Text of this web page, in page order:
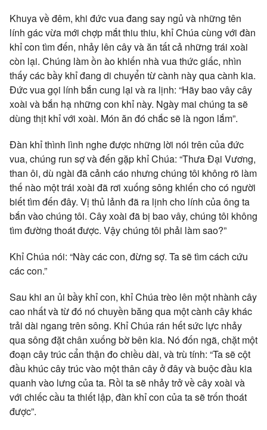
Khuya về đêm, khi đức vua đang say ngủ và những tên
lính gác vừa mới chợp mắt thiu thiu, khỉ Chúa cùng với đàn
khỉ con tìm đến, nhảy lên cây và ăn tất cả những trái xoài
còn lại. Chúng làm ồn ào khiến nhà vua thức giấc, nhìn
thấy các bầy khỉ đang di chuyển từ cành này qua cành kia.
Ðức vua gọi lính bắn cung lại và ra lịnh: “Hãy bao vây cây
xoài và bắn hạ những con khỉ này. Ngày mai chúng ta sẽ
dùng thịt khỉ với xoài. Món ăn đó chắc sẽ là ngon lắm”.
Ðàn khỉ thình lình nghe được những lời nói trên của đức
vua, chúng run sợ và đến gặp khỉ Chúa: “Thưa Ðại Vương,
than ôi, dù ngài đã cảnh cáo nhưng chúng tôi không rõ làm
thế nào một trái xoài đã rơi xuống sông khiến cho có người
biết tìm đến đây. Vị thủ lảnh đã ra lịnh cho lính của ông ta
bắn vào chúng tôi. Cây xoài đã bị bao vây, chúng tôi không
tìm đường thoát được. Vậy chúng tôi phải làm sao?”
Khỉ Chúa nói: “Này các con, đừng sợ. Ta sẽ tìm cách cứu
các con.”
Sau khi an ủi bầy khỉ con, khỉ Chúa trèo lên một nhành cây
cao nhất và từ đó nó chuyền băng qua một cành cây khác
trải dài ngang trên sông. Khỉ Chúa rán hết sức lực nhảy
qua sông đặt chân xuống bờ bên kia. Nó đốn ngã, chặt một
đoạn cây trúc cẩn thận đo chiều dài, và trù tính: “Ta sẽ cột
đầu khúc cây trúc vào một thân cây ở đây và buộc đầu kia
quanh vào lưng của ta. Rồi ta sẽ nhảy trở về cây xoài và
với chiếc cầu ta thiết lập, đàn khỉ con của ta sẽ trốn thoát
được”.